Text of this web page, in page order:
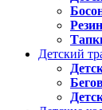
Детский